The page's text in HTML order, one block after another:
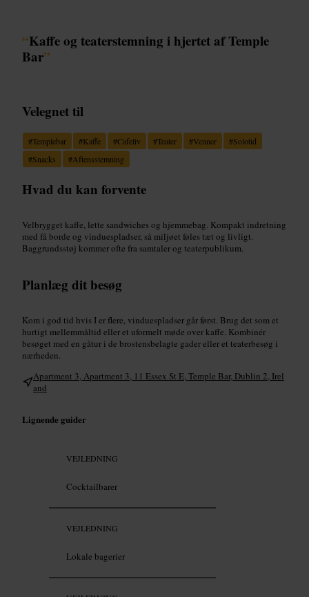
“Kaffe og teaterstemning i hjertet af Temple
Bar”
Velegnet til
#Templebar #Kaffe #Cafeliv #Teater #Venner #Solotid
#Snacks #Aftensstemning
Hvad du kan forvente
Velbrygget kaffe, lette sandwiches og hjemmebag. Kompakt indretning
med få borde og vinduespladser, så miljøet føles tæt og livligt.
Baggrundsstøj kommer ofte fra samtaler og teaterpublikum.
Planlæg dit besøg
Kom i god tid hvis I er flere, vinduespladser går først. Brug det som et
hurtigt mellemmåltid eller et uformelt møde over kaffe. Kombinér
besøget med en gåtur i de brostensbelagte gader eller et teaterbesøg i
nærheden.
Apartment 3, Apartment 3, 11 Essex St E, Temple Bar, Dublin 2, Irel
and
Lignende guider
VEJLEDNING
Cocktailbarer
VEJLEDNING
Lokale bagerier